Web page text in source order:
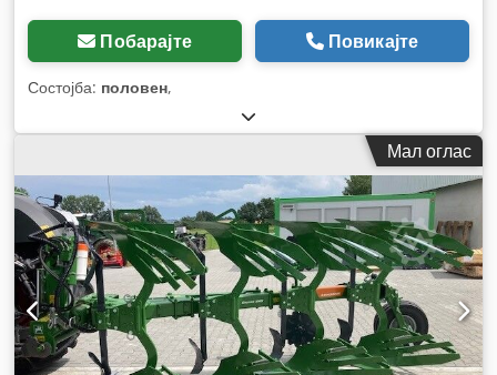
Побарајте Повикајте
Состојба: половен,
Мал оглас